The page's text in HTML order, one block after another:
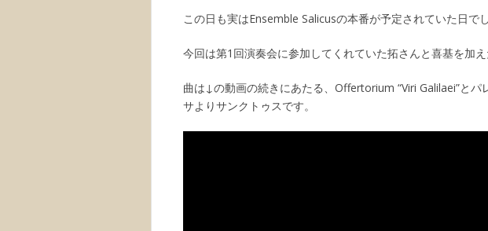
この日も実はEnsemble Salicusの本番が予定されていた日でし
今回は第1回演奏会に参加してくれていた拓さんと喜基を加え
曲は↓の動画の続きにあたる、Offertorium “Viri Galilaei”とパ
サよりサンクトゥスです。